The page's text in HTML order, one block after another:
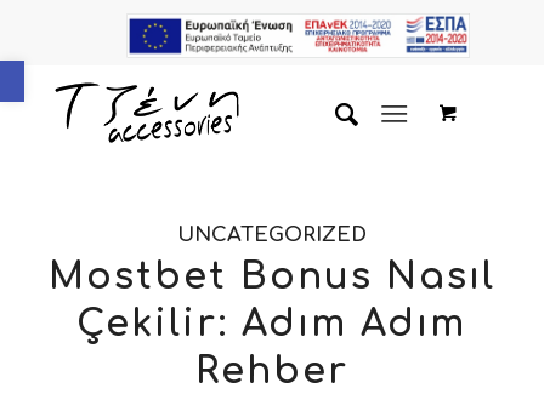
Ανοίξτε τη γραμμή εργαλείων
UNCATEGORIZED
Mostbet Bonus Nasıl
Çekilir: Adım Adım
Rehber